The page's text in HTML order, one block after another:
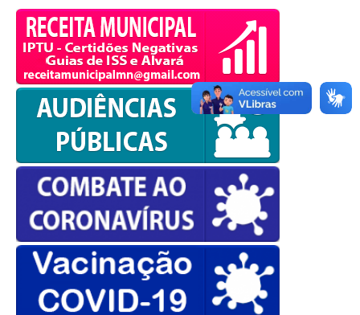
OK
European Commission |
Cookies Policy
powered by WPCookiePro